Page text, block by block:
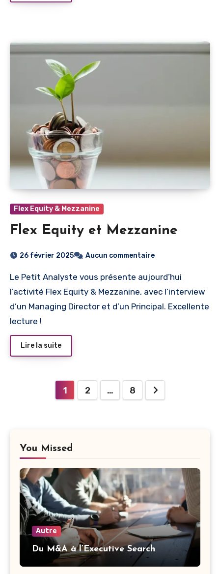
Flex Equity & Mezzanine
Flex Equity et Mezzanine
26 février 2025 Aucun commentaire
Le Petit Analyste vous présente aujourd’hui
l’activité Flex Equity & Mezzanine, avec l’interview
d’un Managing Director et d’un Principal. Excellente
lecture !
Lire la suite
Pagination
1 2 … 8
You Missed
Autre
Du M&A à l’Executive Search